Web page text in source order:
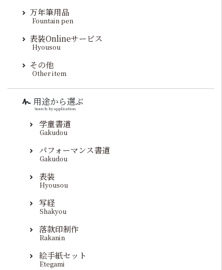
万年筆用品
Fountain pen
表装Onlineサービス
Hyousou
その他
Other item
用途から選ぶ
Search by application
学童書道
Gakudou
パフォーマンス書道
Gakudou
表装
Hyousou
写経
Shakyou
落款印制作
Rakanin
絵手紙セット
Etegami